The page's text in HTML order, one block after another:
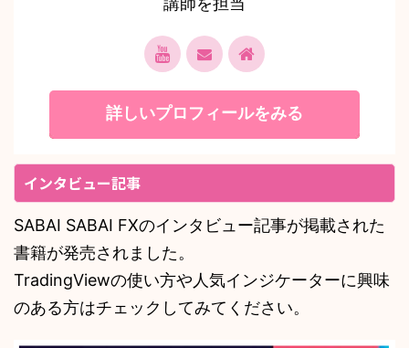
詳しいプロフィールをみる
インタビュー記事
SABAI SABAI FXのインタビュー記事が掲載された
書籍が発売されました。
TradingViewの使い方や人気インジケーターに興味
のある方はチェックしてみてください。